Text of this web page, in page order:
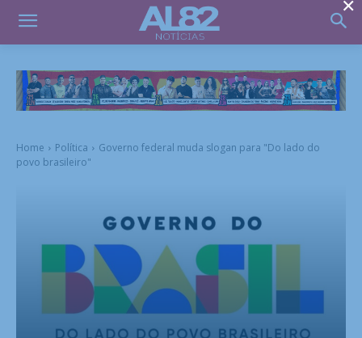
Home Política
Governo federal muda slogan para "Do lado do
povo brasileiro"